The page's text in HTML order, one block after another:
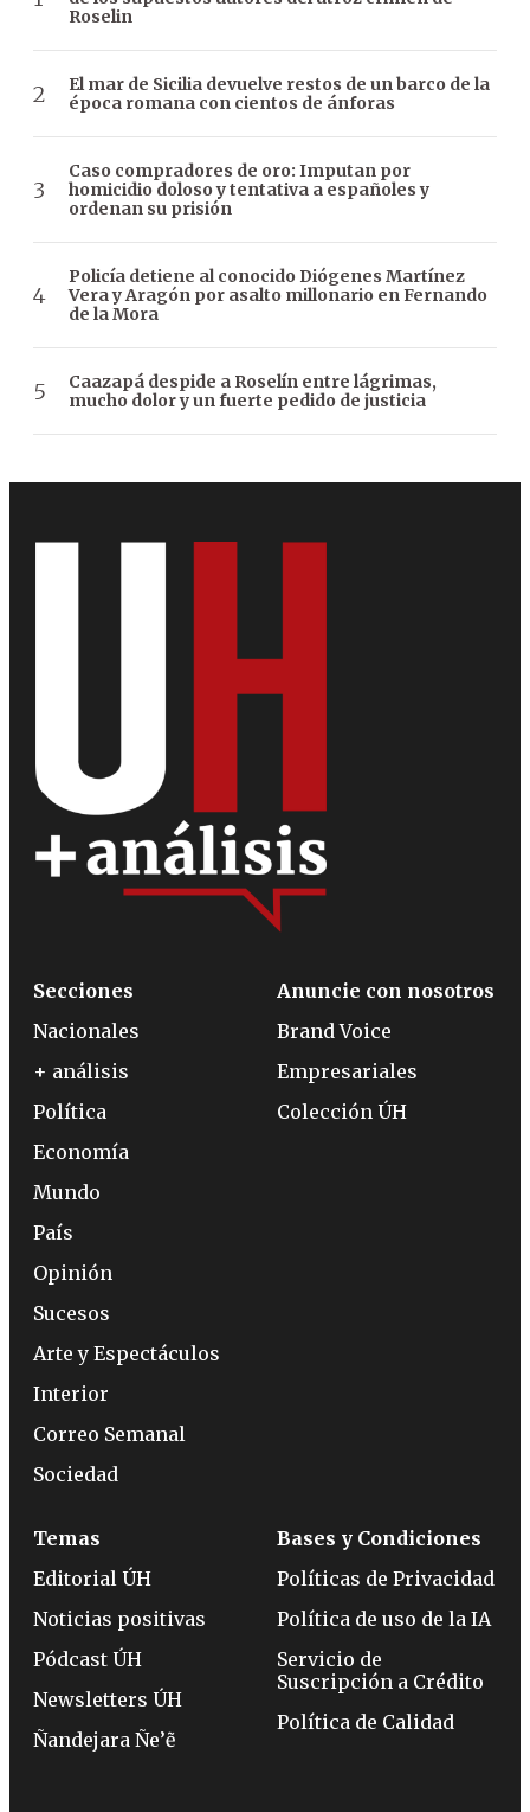
Roselin
El mar de Sicilia devuelve restos de un barco de la
época romana con cientos de ánforas
Caso compradores de oro: Imputan por
homicidio doloso y tentativa a españoles y
ordenan su prisión
Policía detiene al conocido Diógenes Martínez
Vera y Aragón por asalto millonario en Fernando
de la Mora
Caazapá despide a Roselín entre lágrimas,
mucho dolor y un fuerte pedido de justicia
Secciones
Nacionales
+ análisis
Política
Economía
Mundo
País
Opinión
Sucesos
Arte y Espectáculos
Interior
Correo Semanal
Sociedad
Anuncie con nosotros
Brand Voice
Empresariales
Colección ÚH
Temas
Editorial ÚH
Noticias positivas
Pódcast ÚH
Newsletters ÚH
Ñandejara Ñe’ẽ
Bases y Condiciones
Políticas de Privacidad
Política de uso de la IA
Servicio de
Suscripción a Crédito
Política de Calidad